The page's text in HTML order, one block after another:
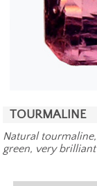
TOURMALINE
Natural
green, very brilliant